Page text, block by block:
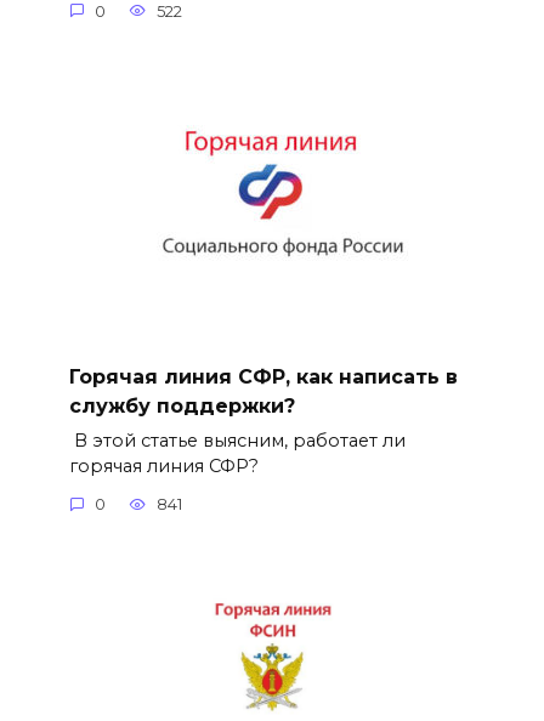
0 522
Горячая линия СФР, как написать в
службу поддержки?
В этой статье выясним, работает ли
горячая линия СФР?
0 841